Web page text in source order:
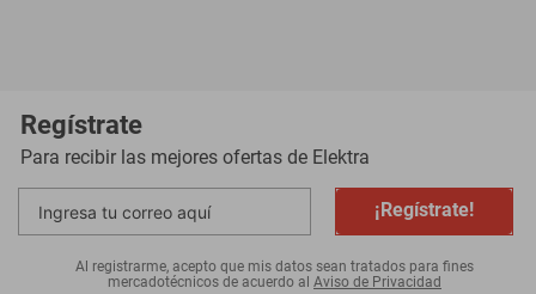
Regístrate
Para recibir las mejores ofertas de Elektra
¡Regístrate!
Al registrarme, acepto que mis datos sean tratados para fines
mercadotécnicos de acuerdo al Aviso de Privacidad